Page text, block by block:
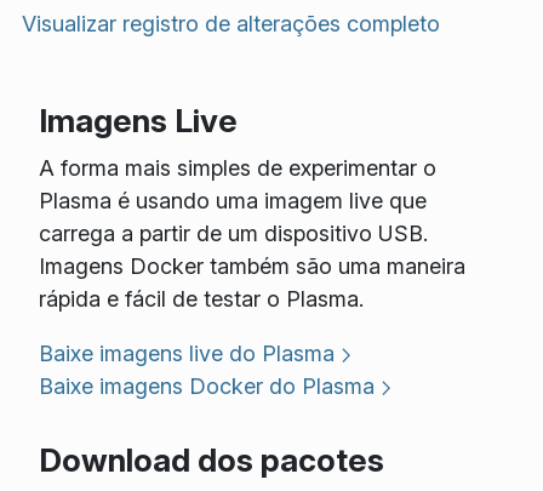
Visualizar registro de alterações completo
Imagens Live
A forma mais simples de experimentar o
Plasma é usando uma imagem live que
carrega a partir de um dispositivo USB.
Imagens Docker também são uma maneira
rápida e fácil de testar o Plasma.
Baixe imagens live do Plasma
Baixe imagens Docker do Plasma
Download dos pacotes